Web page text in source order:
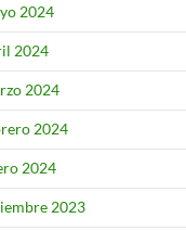
2024
2024
2024
2024
2024
2023